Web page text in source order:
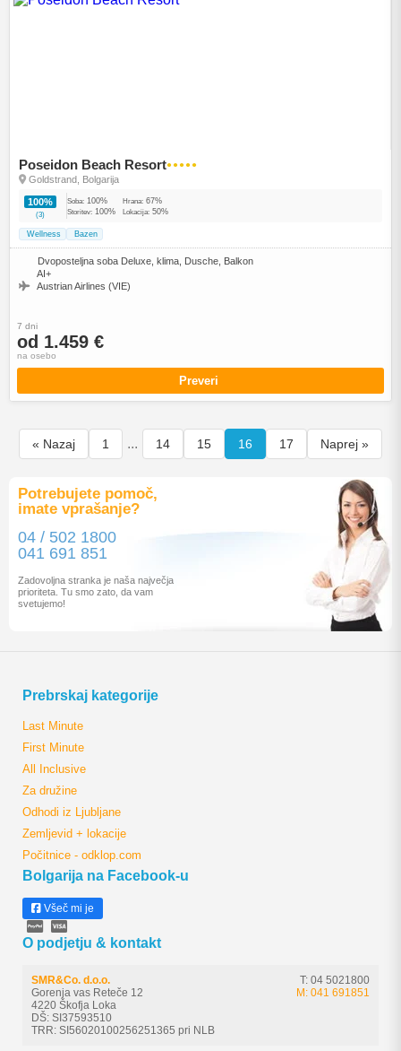
Potrebujete pomoč,
imate vprašanje?
04 / 502 1800
041 691 851
Zadovoljna stranka je naša največja
prioriteta. Tu smo zato, da vam
svetujemo!
Poseidon Beach Resort●●●●●
Goldstrand, Bolgarija
100%
(3)
Soba: 100% Hrana: 67%
Storitev: 100% Lokacija: 50%
Wellness Bazen
Dvoposteljna soba Deluxe, klima, Dusche, Balkon
AI+
Austrian Airlines (VIE)
7 dni
od 1.459 €
na osebo
Preveri
« Nazaj 1 ... 14 15 16 17 Naprej »
Prebrskaj kategorije
Last Minute
First Minute
All Inclusive
Za družine
Odhodi iz Ljubljane
Zemljevid + lokacije
Počitnice - odklop.com
Bolgarija na Facebook-u
Všeč mi je
O podjetju & kontakt
SMR&Co. d.o.o.
Gorenja vas Reteče 12
4220 Škofja Loka
DŠ: SI37593510
TRR: SI56020100256251365 pri NLB
T: 04 5021800
M: 041 691851